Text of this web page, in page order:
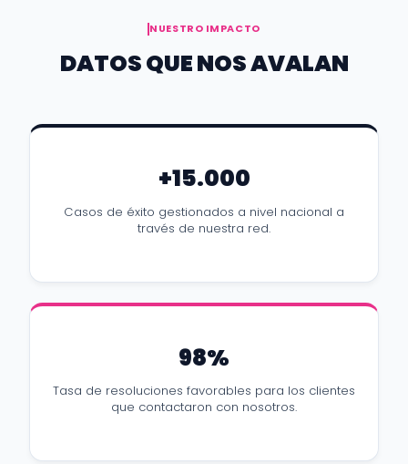
NUESTRO IMPACTO
DATOS QUE NOS AVALAN
+15.000
Casos de éxito gestionados a nivel nacional a
través de nuestra red.
98%
Tasa de resoluciones favorables para los clientes
que contactaron con nosotros.